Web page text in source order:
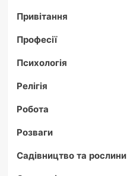
Привітання
Професії
Психологія
Релігія
Робота
Розваги
Садівництво та рослини